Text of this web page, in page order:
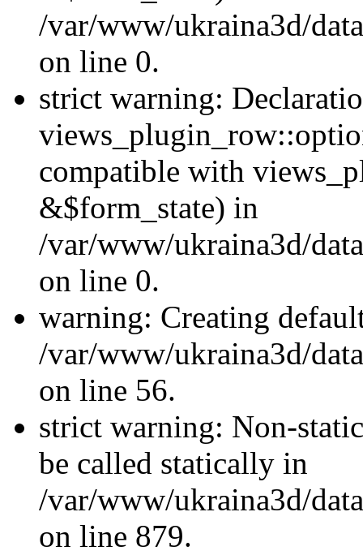
/var/www/ukraina3d/
on line 0.
strict warning:
compatible with
&$form_state) in
/var/www/ukraina3d/
on line 0.
warning: Creating
/var/www/ukraina3d/
on line 56.
strict warning: Non-
be called statically in
/var/www/ukraina3d/
on line 879.